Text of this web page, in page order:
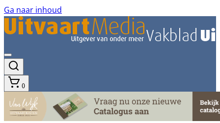
Ga naar inhoud
0